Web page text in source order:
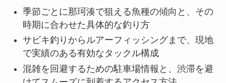
季節ごとに那珂湊で狙える魚種の傾向と、その
時期に合わせた具体的な釣り方
サビキ釣りからルアーフィッシングまで、現地
で実績のある有効なタックル構成
混雑を回避するための駐車場情報と、渋滞を避